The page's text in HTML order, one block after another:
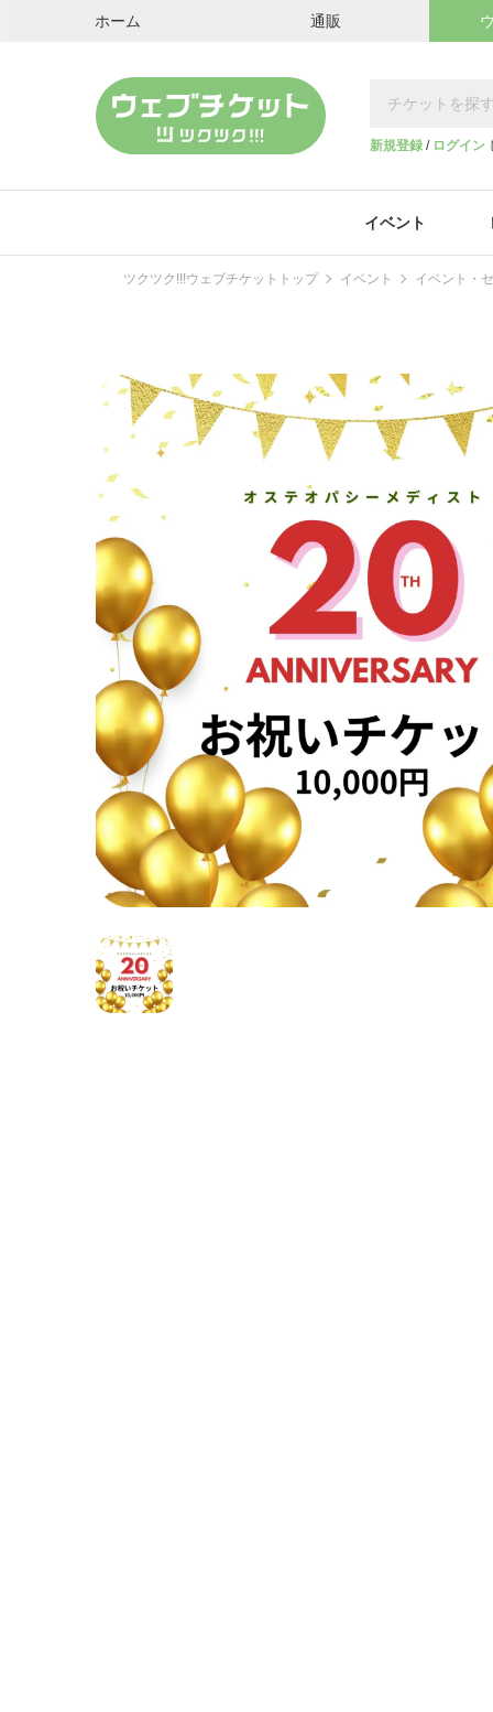
ホーム 通販
新規登録 / ログイン
イベント
ツクツク!!!ウェブチケットトップ イベント イベント・